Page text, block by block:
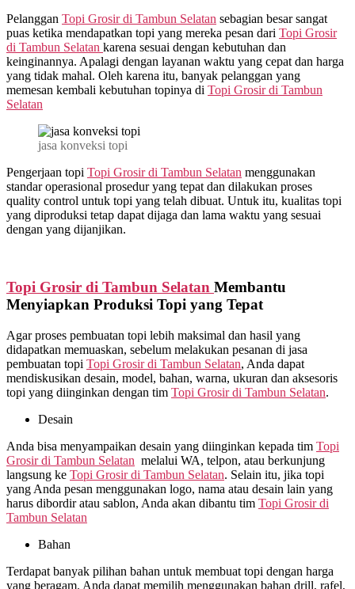
Pelanggan Topi Grosir di Tambun Selatan sebagian besar sangat
puas ketika mendapatkan topi yang mereka pesan dari Topi Grosir
di Tambun Selatan karena sesuai dengan kebutuhan dan
keinginannya. Apalagi dengan layanan waktu yang cepat dan harga
yang tidak mahal. Oleh karena itu, banyak pelanggan yang
memesan kembali kebutuhan topinya di Topi Grosir di Tambun
Selatan
jasa konveksi topi
Pengerjaan topi Topi Grosir di Tambun Selatan menggunakan
standar operasional prosedur yang tepat dan dilakukan proses
quality control untuk topi yang telah dibuat. Untuk itu, kualitas topi
yang diproduksi tetap dapat dijaga dan lama waktu yang sesuai
dengan yang dijanjikan.
Topi Grosir di Tambun Selatan Membantu
Menyiapkan Produksi Topi yang Tepat
Agar proses pembuatan topi lebih maksimal dan hasil yang
didapatkan memuaskan, sebelum melakukan pesanan di jasa
pembuatan topi Topi Grosir di Tambun Selatan, Anda dapat
mendiskusikan desain, model, bahan, warna, ukuran dan aksesoris
topi yang diinginkan dengan tim Topi Grosir di Tambun Selatan.
Desain
Anda bisa menyampaikan desain yang diinginkan kepada tim Topi
Grosir di Tambun Selatan melalui WA, telpon, atau berkunjung
langsung ke Topi Grosir di Tambun Selatan. Selain itu, jika topi
yang Anda pesan menggunakan logo, nama atau desain lain yang
harus dibordir atau sablon, Anda akan dibantu tim Topi Grosir di
Tambun Selatan
Bahan
Terdapat banyak pilihan bahan untuk membuat topi dengan harga
yang beragam. Anda dapat memilih menggunakan bahan drill, rafel,